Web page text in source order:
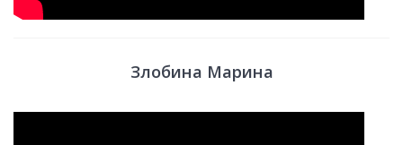
Злобина Марина